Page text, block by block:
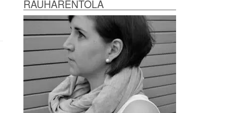
RAUHARENTOLA